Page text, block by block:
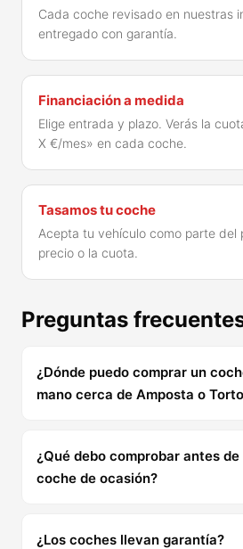
Cada coche revisado en nuestras
entregado con garantía.
Financiación a medida
Elige entrada y plazo. Verás la
X €/mes» en cada coche.
Tasamos tu coche
Acepta tu vehículo como parte del
precio o la cuota.
Preguntas
¿Dónde puedo comprar un
mano cerca de Amposta o
¿Qué debo comprobar antes
coche de ocasión?
¿Los coches llevan garantía?